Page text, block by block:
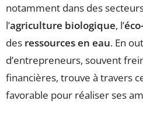
notamment dans des
l’agriculture biologique, l’
des ressources en eau. En
d’entrepreneurs, souvent
financières, trouve à travers
favorable pour réaliser ses